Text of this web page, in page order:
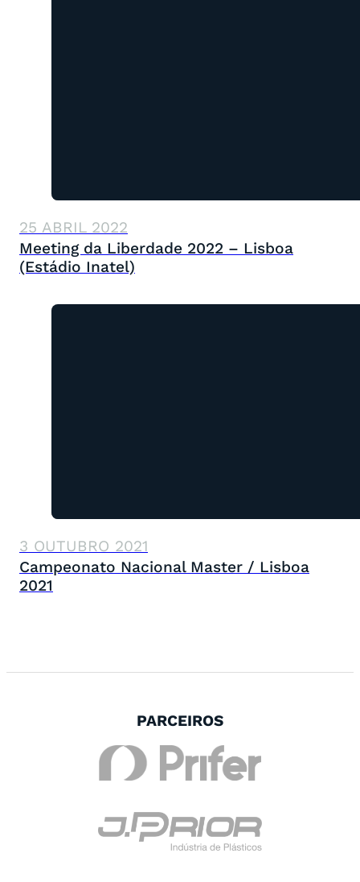
25 ABRIL 2022
Meeting da Liberdade 2022 – Lisboa
(Estádio Inatel)
3 OUTUBRO 2021
Campeonato Nacional Master / Lisboa
2021
PARCEIROS